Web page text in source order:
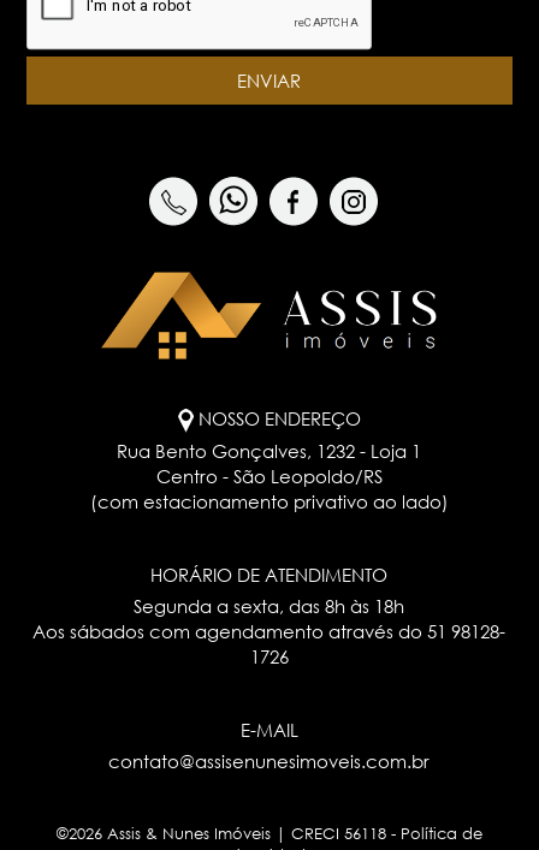
NOSSO ENDEREÇO
Rua Bento Gonçalves, 1232 - Loja 1
Centro - São Leopoldo/RS
(com estacionamento privativo ao lado)
HORÁRIO DE ATENDIMENTO
Segunda a sexta, das 8h às 18h
Aos sábados com agendamento através do51 98128-
1726
E-MAIL
contato@assisenunesimoveis.com.br
©2026 Assis & Nunes Imóveis | CRECI 56118 - Política de